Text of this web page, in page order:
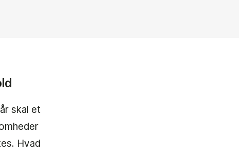
skal et
Hvad